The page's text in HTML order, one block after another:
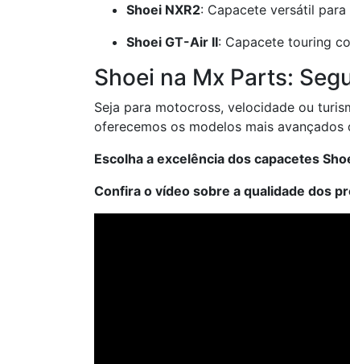
Shoei NXR2: Capacete versátil
Shoei GT-Air II: Capacete touring
Shoei na Mx Parts:
Seja para motocross, velocidade ou
oferecemos os modelos mais
Escolha a excelência dos capacetes
Confira o vídeo sobre a qualidade dos